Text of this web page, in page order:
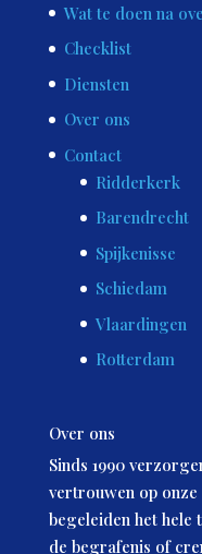
Wat te doen na
Checklist
Diensten
Over ons
Contact
Ridderkerk
Barendrecht
Spijkenisse
Schiedam
Vlaardingen
Rotterdam
Over ons
Sinds 1990
vertrouwen op
begeleiden het hele
de begrafenis of